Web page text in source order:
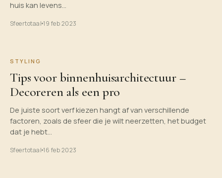
huis kan levens…
Sfeertotaal19 feb 2023
STYLING
Tips voor binnenhuisarchitectuur –
Decoreren als een pro
De juiste soort verf kiezen hangt af van verschillende
factoren, zoals de sfeer die je wilt neerzetten, het budget
dat je hebt…
Sfeertotaal16 feb 2023